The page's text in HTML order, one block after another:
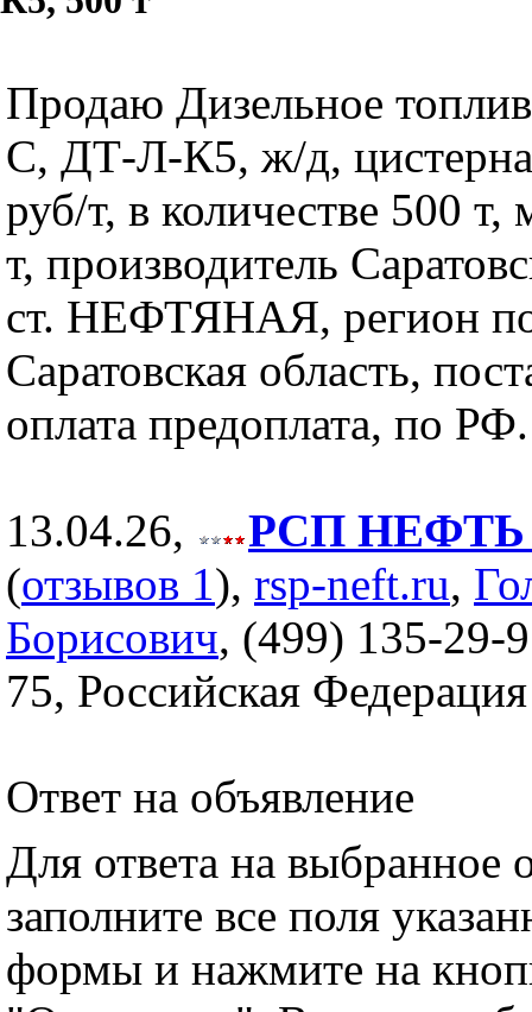
Продаю Дизельное
C, ДТ-Л-К5, ж/д,
руб/т, в количестве 500
т, производитель
ст. НЕФТЯНАЯ, регион
Саратовская область,
оплата предоплата, по РФ.
13.04.26,
РСП НЕФТЬ
(отзывов 1), rsp-neft.ru,
Борисович, (499) 135-29-
75, Российская Федерация
Ответ на объявление
Для ответа на выбранное
заполните все поля
формы и нажмите на